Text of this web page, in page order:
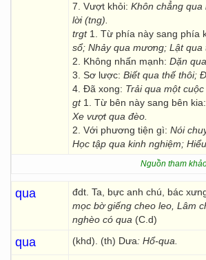
7. Vượt khỏi: Khôn chẳng qua
lời (tng).
trgt 1. Từ phía này sang phía
sổ; Nhảy qua mương; Lật qua
2. Không nhấn mạnh: Dặn
3. Sơ lược: Biết qua thế thôi;
4. Đã xong: Trải qua một cuộc
gt 1. Từ bên này sang bên kia:
Xe vượt qua đèo.
2. Với phương tiện gì: Nói
Học tập qua kinh nghiệm;
Nguồn tham
qua đdt. Ta, bực anh chú, bác
mọc bờ giếng cheo leo, Lâm
nghèo có qua (C.d)
qua (khd). (th) Dưa: Hổ-qua.